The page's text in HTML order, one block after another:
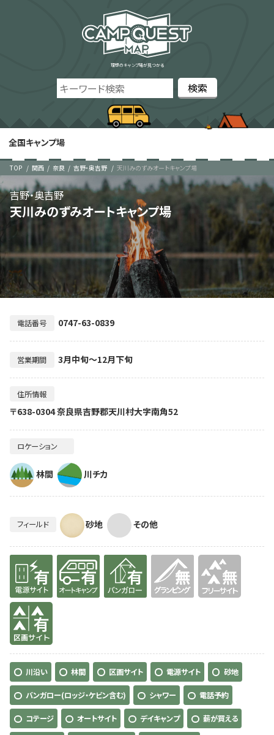
理想のキャンプ場が見つかる
全国キャンプ場
TOP 関西 奈良 吉野・奥吉野 天川みのずみオートキャンプ場
天川みのずみオートキャンプ場
吉野・奥吉野
電話番号 0747-63-0839
営業期間 3月中旬～12月下旬
住所情報
〒638-0304 奈良県吉野郡天川村大字南角52
ロケーション
林間 川チカ
フィールド 砂地 その他
有り 有り 有り
有り
川沿い 林間 区画サイト 電源サイト 砂地
バンガロー(ロッジ・ケビン含む) シャワー 電話予約
コテージ オートサイト デイキャンプ 薪が買える